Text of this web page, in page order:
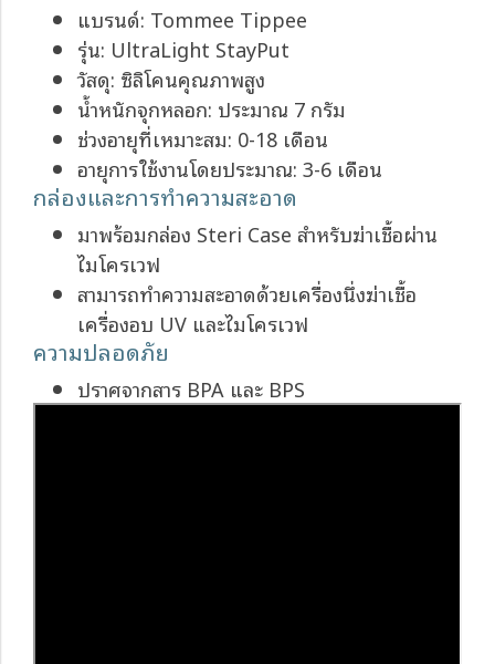
แบรนด์: Tommee Tippee
รุ่น: UltraLight StayPut
วัสดุ: ซิลิโคนคุณภาพสูง
น้ำหนักจุกหลอก: ประมาณ 7 กรัม
ช่วงอายุที่เหมาะสม: 0-18 เดือน
อายุการใช้งานโดยประมาณ: 3-6 เดือน
กล่องและการทำความสะอาด
มาพร้อมกล่อง Steri Case สำหรับฆ่าเชื้อผ่าน
ไมโครเวฟ
สามารถทำความสะอาดด้วยเครื่องนึ่งฆ่าเชื้อ
เครื่องอบ UV และไมโครเวฟ
ความปลอดภัย
ปราศจากสาร BPA และ BPS